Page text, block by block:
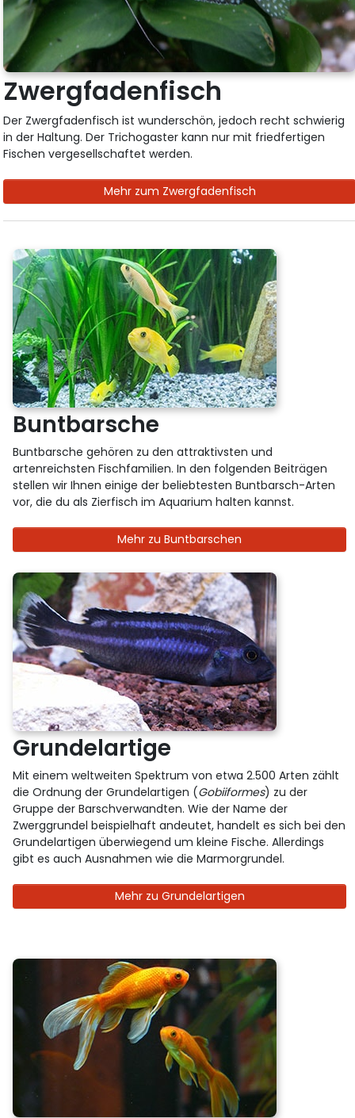
Zwergfadenfisch
Der Zwergfadenfisch ist wunderschön, jedoch recht schwierig
in der Haltung. Der Trichogaster kann nur mit friedfertigen
Fischen vergesellschaftet werden.
Mehr zum Zwergfadenfisch
Buntbarsche
Buntbarsche gehören zu den attraktivsten und
artenreichsten Fischfamilien. In den folgenden Beiträgen
stellen wir Ihnen einige der beliebtesten Buntbarsch-Arten
vor, die du als Zierfisch im Aquarium halten kannst.
Mehr zu Buntbarschen
Grundelartige
Mit einem weltweiten Spektrum von etwa 2.500 Arten zählt
die Ordnung der Grundelartigen (Gobiiformes) zu der
Gruppe der Barschverwandten. Wie der Name der
Zwerggrundel beispielhaft andeutet, handelt es sich bei den
Grundelartigen überwiegend um kleine Fische. Allerdings
gibt es auch Ausnahmen wie die Marmorgrundel.
Mehr zu Grundelartigen